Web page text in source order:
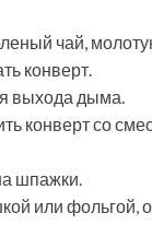
чай,
конверт.
выхода дыма.
конверт со
шпажки.
или фольгой,